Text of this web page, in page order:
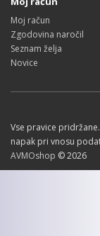
Moj račun
Zgodovina naročil
Seznam želja
Novice
Vse pravice
napak pri vnosu
AVMOshop © 2026